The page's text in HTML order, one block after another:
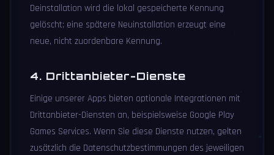
Deinstallation wird die lokal gespeicherte Kennung
gelöscht; eine spätere Neuinstallation erzeugt eine
neue, nicht zuordenbare Kennung.
4. Drittanbieter-Dienste
Einige unserer Apps bieten optionale Integrationen mit
Drittanbieter-Diensten an, beispielsweise Google Play
Games Services. Wenn Sie diese Dienste nutzen, gelten
zusätzlich die Datenschutzbestimmungen des jeweiligen